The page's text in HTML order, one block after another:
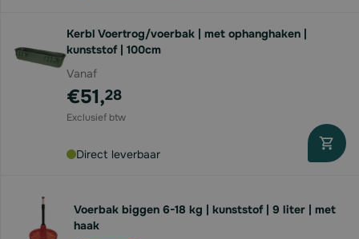
Kerbl Voertrog/voerbak | met ophanghaken |
kunststof | 100cm
Vanaf
€51,28
Direct leverbaar
Voerbak biggen 6-18 kg | kunststof | 9 liter | met
haak